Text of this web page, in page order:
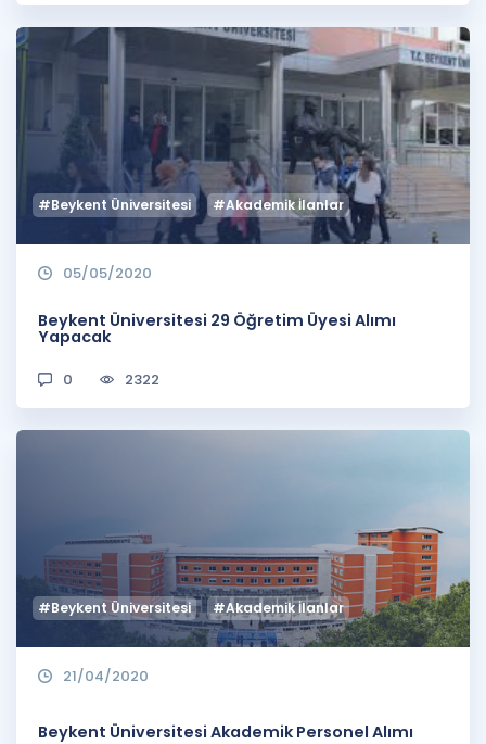
#Beykent Üniversitesi #Akademik İlanlar
05/05/2020
Beykent Üniversitesi 29 Öğretim Üyesi Alımı
Yapacak
0 2322
#Beykent Üniversitesi #Akademik İlanlar
21/04/2020
Beykent Üniversitesi Akademik Personel Alımı